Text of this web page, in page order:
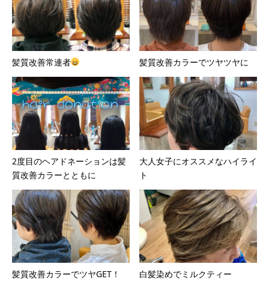
髪質改善常連者 髪質改善カラーでツヤツヤに
2度目のヘアドネーションは髪
質改善カラーとともに
大人女子にオススメなハイライ
ト
髪質改善カラーでツヤGET！ 白髪染めでミルクティー